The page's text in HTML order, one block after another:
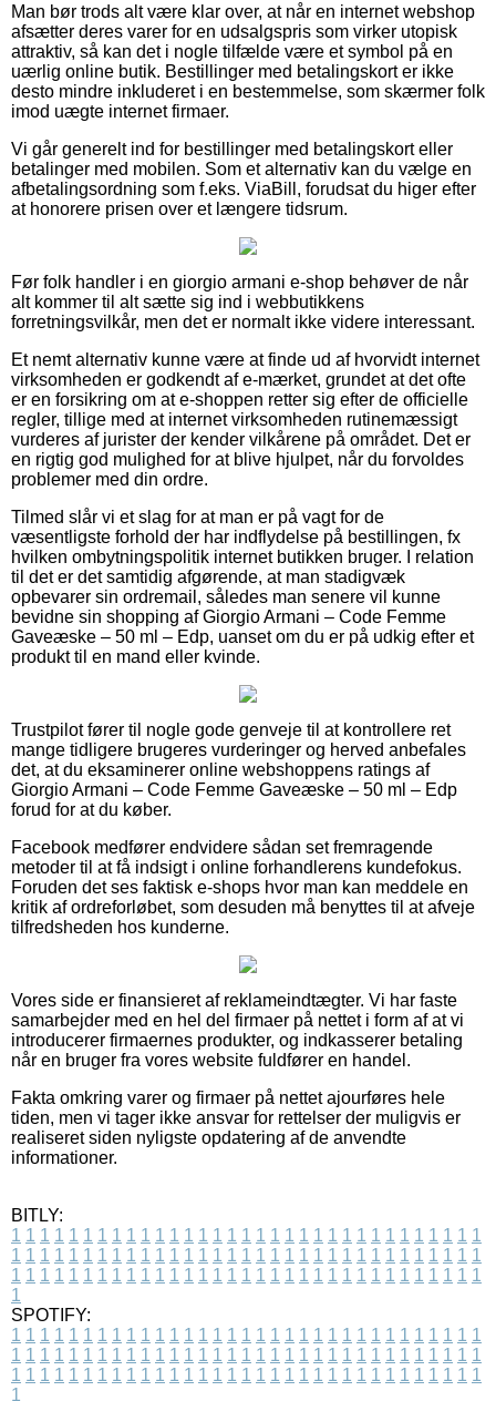
Man bør trods alt være klar over, at når en internet webshop
afsætter deres varer for en udsalgspris som virker utopisk
attraktiv, så kan det i nogle tilfælde være et symbol på en
uærlig online butik. Bestillinger med betalingskort er ikke
desto mindre inkluderet i en bestemmelse, som skærmer folk
imod uægte internet firmaer.
Vi går generelt ind for bestillinger med betalingskort eller
betalinger med mobilen. Som et alternativ kan du vælge en
afbetalingsordning som f.eks. ViaBill, forudsat du higer efter
at honorere prisen over et længere tidsrum.
Før folk handler i en giorgio armani e-shop behøver de når
alt kommer til alt sætte sig ind i webbutikkens
forretningsvilkår, men det er normalt ikke videre interessant.
Et nemt alternativ kunne være at finde ud af hvorvidt internet
virksomheden er godkendt af e-mærket, grundet at det ofte
er en forsikring om at e-shoppen retter sig efter de officielle
regler, tillige med at internet virksomheden rutinemæssigt
vurderes af jurister der kender vilkårene på området. Det er
en rigtig god mulighed for at blive hjulpet, når du forvoldes
problemer med din ordre.
Tilmed slår vi et slag for at man er på vagt for de
væsentligste forhold der har indflydelse på bestillingen, fx
hvilken ombytningspolitik internet butikken bruger. I relation
til det er det samtidig afgørende, at man stadigvæk
opbevarer sin ordremail, således man senere vil kunne
bevidne sin shopping af Giorgio Armani – Code Femme
Gaveæske – 50 ml – Edp, uanset om du er på udkig efter et
produkt til en mand eller kvinde.
Trustpilot fører til nogle gode genveje til at kontrollere ret
mange tidligere brugeres vurderinger og herved anbefales
det, at du eksaminerer online webshoppens ratings af
Giorgio Armani – Code Femme Gaveæske – 50 ml – Edp
forud for at du køber.
Facebook medfører endvidere sådan set fremragende
metoder til at få indsigt i online forhandlerens kundefokus.
Foruden det ses faktisk e-shops hvor man kan meddele en
kritik af ordreforløbet, som desuden må benyttes til at afveje
tilfredsheden hos kunderne.
Vores side er finansieret af reklameindtægter. Vi har faste
samarbejder med en hel del firmaer på nettet i form af at vi
introducerer firmaernes produkter, og indkasserer betaling
når en bruger fra vores website fuldfører en handel.
Fakta omkring varer og firmaer på nettet ajourføres hele
tiden, men vi tager ikke ansvar for rettelser der muligvis er
realiseret siden nyligste opdatering af de anvendte
informationer.
BITLY:
1 1 1 1 1 1 1 1 1 1 1 1 1 1 1 1 1 1 1 1 1 1 1 1 1 1 1 1 1 1 1 1 1
1 1 1 1 1 1 1 1 1 1 1 1 1 1 1 1 1 1 1 1 1 1 1 1 1 1 1 1 1 1 1 1 1
1 1 1 1 1 1 1 1 1 1 1 1 1 1 1 1 1 1 1 1 1 1 1 1 1 1 1 1 1 1 1 1 1
1
SPOTIFY:
1 1 1 1 1 1 1 1 1 1 1 1 1 1 1 1 1 1 1 1 1 1 1 1 1 1 1 1 1 1 1 1 1
1 1 1 1 1 1 1 1 1 1 1 1 1 1 1 1 1 1 1 1 1 1 1 1 1 1 1 1 1 1 1 1 1
1 1 1 1 1 1 1 1 1 1 1 1 1 1 1 1 1 1 1 1 1 1 1 1 1 1 1 1 1 1 1 1 1
1